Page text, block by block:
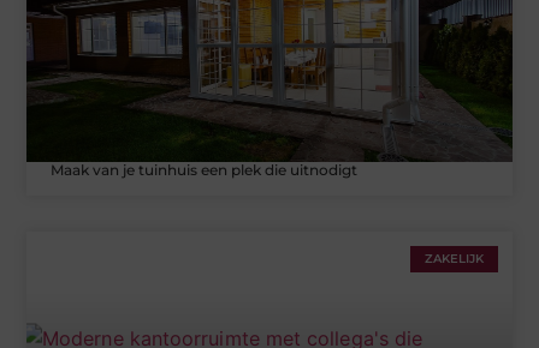
Maak van je tuinhuis een plek die uitnodigt
ZAKELIJK